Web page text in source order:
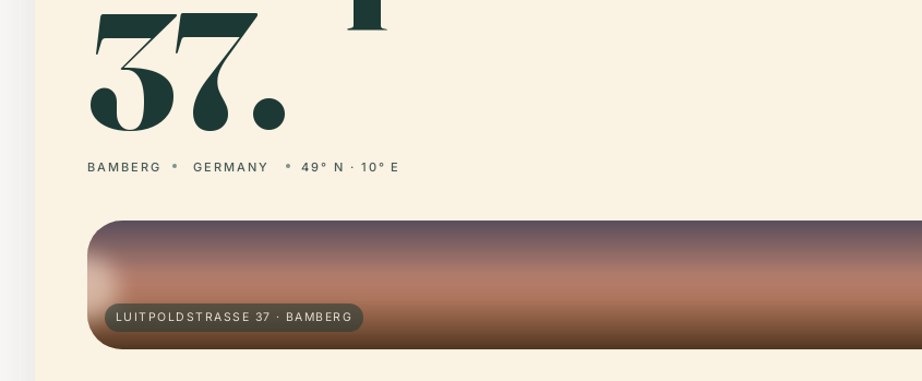
37.
BAMBERG GERMANY 49° N · 10° E
LUITPOLDSTRASSE 37 · BAMBERG